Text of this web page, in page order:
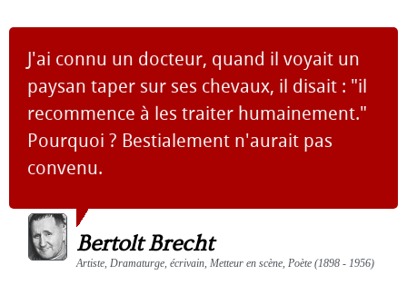
J'ai connu un docteur, quand il voyait un
paysan taper sur ses chevaux, il disait : "il
recommence à les traiter humainement."
Pourquoi ? Bestialement n'aurait pas
convenu.
Bertolt Brecht
Artiste, Dramaturge, écrivain, Metteur en scène, Poète (1898 - 1956)